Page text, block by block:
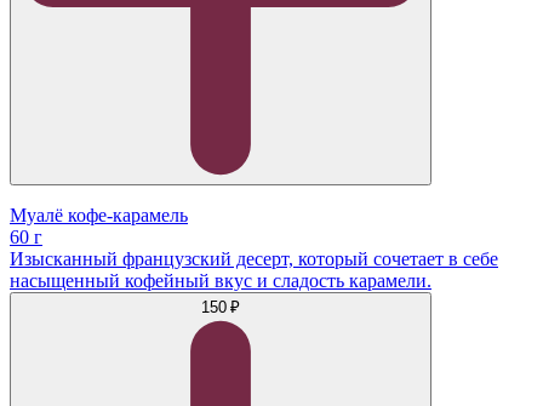
Муалё кофе-карамель
60 г
Изысканный французский десерт, который сочетает в себе
насыщенный кофейный вкус и сладость карамели.
150 ₽